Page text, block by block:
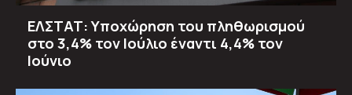
ΕΛΣΤΑΤ: Υποχώρηση του πληθωρισμού
στο 3,4% τον Ιούλιο έναντι 4,4% τον
Ιούνιο